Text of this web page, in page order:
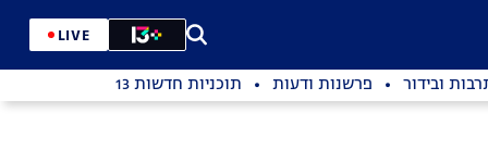
LIVE
ובידור פרשנות ודעות תוכניות חדשות 13